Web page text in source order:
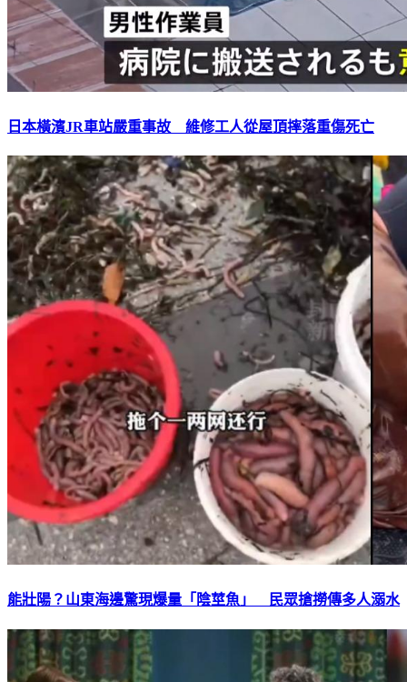
日本橫濱JR車站嚴重事故 維修工人從屋頂摔落重傷死亡
能壯陽？山東海邊驚現爆量「陰莖魚」 民眾搶撈傳多人溺水